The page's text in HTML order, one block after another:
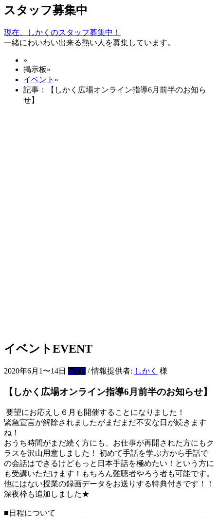
スタッフ募集中
現在、しかくのスタッフ募集中！
一緒にわいわい出来る熱い人を募集しています。
»
掲示板»
イベント »
記事：【しかく広場オンライン指導6月前半のお知ら
せ】
イベントEVENT
2020年6月1〜14日 WEB / 情報提供者: しかく 様
【しかく広場オンライン指導6月前半のお知らせ】
要望にお応えし６月も開催することになりました！
緊急宣言が解除されましたがまだまだ不安な日が続きます
ね！
おうち時間がまだ続く方にも、お仕事が再開された方にもク
ラスを沢山用意しました！ 初めて手話を学ぶ方から手話で
の会話はできるけどもっと日本手話を極めたい！という方に
も受講いただけます！もちろん難聴者やろう者も可能です。
他にはない授業の録画データをお送りする特典付きです！！
深夜枠も追加しました★
■日程について